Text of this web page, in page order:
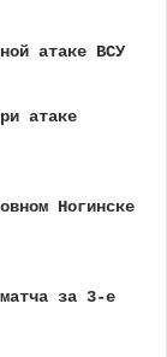
атаке ВСУ
атаке
Ногинске
за 3-е